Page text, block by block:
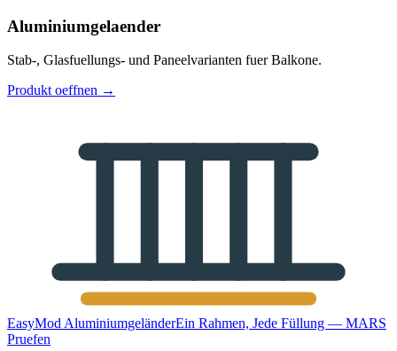
Aluminiumgelaender
Stab-, Glasfuellungs- und Paneelvarianten fuer Balkone.
Produkt oeffnen →
EasyMod AluminiumgeländerEin Rahmen, Jede Füllung — MARS
Pruefen